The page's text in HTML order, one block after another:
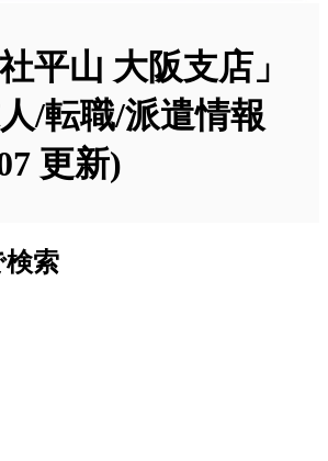
平山 大阪支店」
/転職/派遣情報
更新)
索